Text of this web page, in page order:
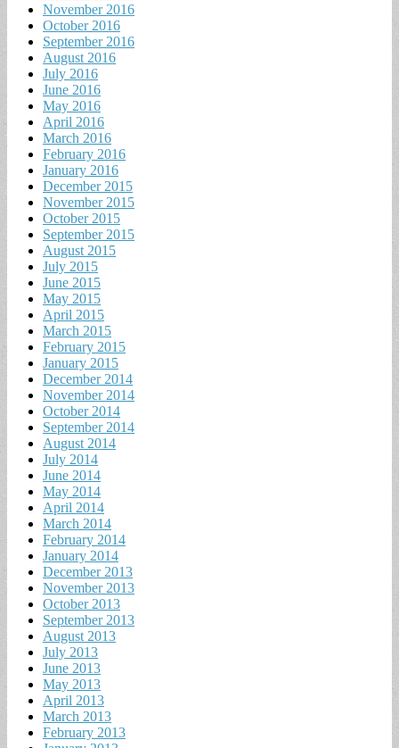
November 2016
October 2016
September 2016
August 2016
July 2016
June 2016
May 2016
April 2016
March 2016
February 2016
January 2016
December 2015
November 2015
October 2015
September 2015
August 2015
July 2015
June 2015
May 2015
April 2015
March 2015
February 2015
January 2015
December 2014
November 2014
October 2014
September 2014
August 2014
July 2014
June 2014
May 2014
April 2014
March 2014
February 2014
January 2014
December 2013
November 2013
October 2013
September 2013
August 2013
July 2013
June 2013
May 2013
April 2013
March 2013
February 2013